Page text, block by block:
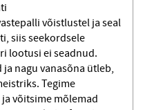
võistlustel ja seal
siis seekordsele
lootusi ei seadnud.
nagu vanasõna ütleb,
Tegime
võitsime mõlemad